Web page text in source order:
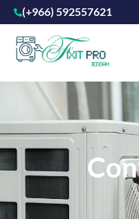
(+966) 592557621